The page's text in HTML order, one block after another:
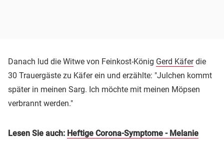
Danach lud die Witwe von Feinkost-König Gerd Käferdie
30 Trauergäste zu Käfer ein und erzählte: "Julchen kommt
später in meinen Sarg. Ich möchte mit meinen Möpsen
verbrannt werden."
Lesen Sie auch: Heftige Corona-Symptome - Melanie